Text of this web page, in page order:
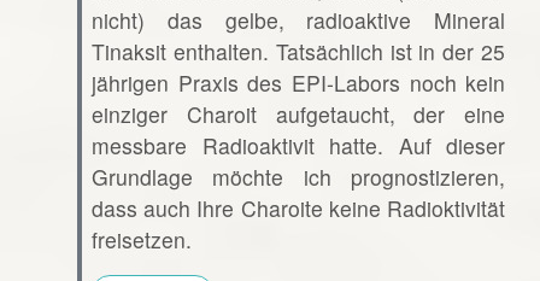
nicht) das gelbe, radioaktive Mineral
Tinaksit enthalten. Tatsächlich ist in der 25
jährigen Praxis des EPI-Labors noch kein
einziger Charoit aufgetaucht, der eine
messbare Radioaktivit hatte. Auf dieser
Grundlage möchte ich prognostizieren,
dass auch Ihre Charoite keine Radioktivität
freisetzen.